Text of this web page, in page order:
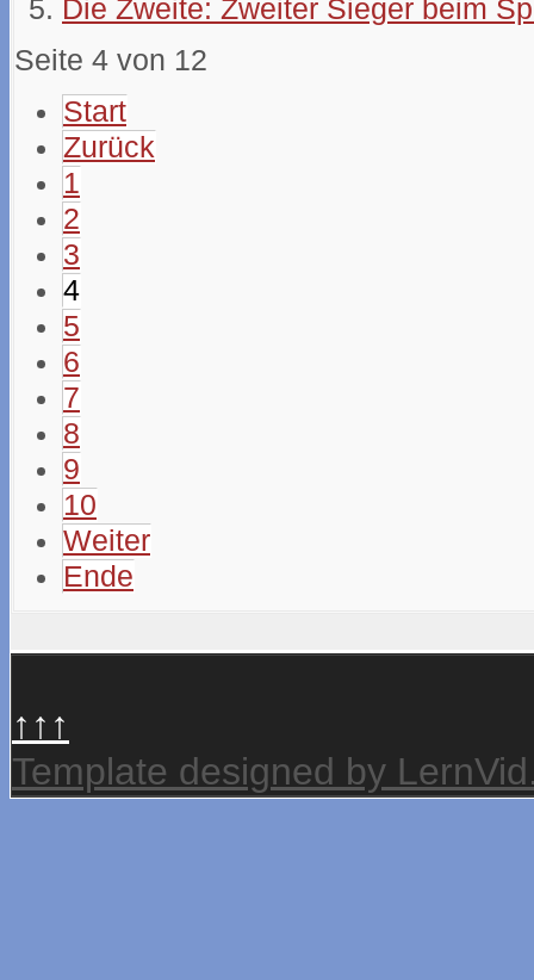
Die Zweite: Zweiter Sieger beim
Seite 4 von 12
Start
Zurück
1
2
3
4
5
6
7
8
9
10
Weiter
Ende
↑↑↑
Template designed by